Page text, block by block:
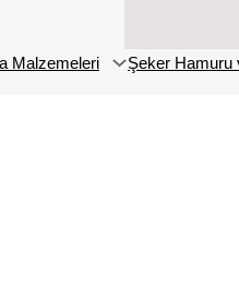
Malzemeleri Şeker Hamuru